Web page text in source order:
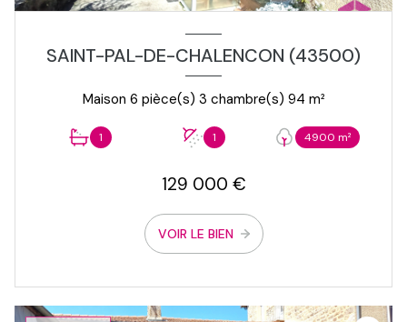
SAINT-PAL-DE-CHALENCON (43500)
Maison 6 pièce(s) 3 chambre(s) 94 m²
1 1 4900 m²
129 000 €
VOIR LE BIEN